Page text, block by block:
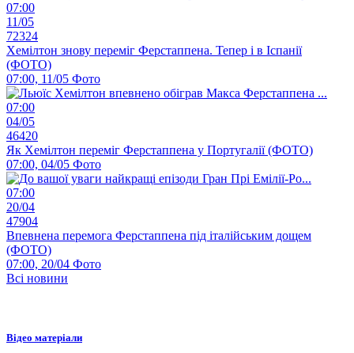
07:00
11/05
72324
Хемілтон знову переміг Ферстаппена. Тепер і в Іспанії
(ФОТО)
07:00, 11/05 Фото
07:00
04/05
46420
Як Хемілтон переміг Ферстаппена у Португалії (ФОТО)
07:00, 04/05 Фото
07:00
20/04
47904
Впевнена перемога Ферстаппена під італійським дощем
(ФОТО)
07:00, 20/04 Фото
Всі новини
Відео матеріали